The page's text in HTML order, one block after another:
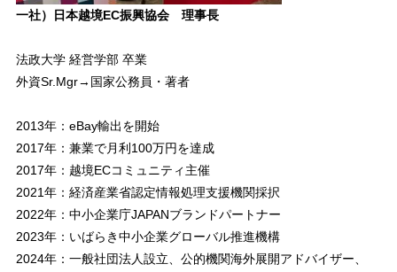
一社）日本越境EC振興協会 理事長
法政大学 経営学部 卒業
外資Sr.Mgr→国家公務員・著者
2013年：eBay輸出を開始
2017年：兼業で月利100万円を達成
2017年：越境ECコミュニティ主催
2021年：経済産業省認定情報処理支援機関採択
2022年：中小企業庁JAPANブランドパートナー
2023年：いばらき中小企業グローバル推進機構
2024年：一般社団法人設立、公的機関海外展開アドバイザー、